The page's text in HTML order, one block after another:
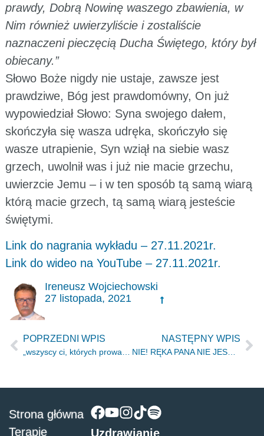
prawdy, Dobrą Nowinę waszego zbawienia, w
Nim również uwierzyliście i zostaliście
naznaczeni pieczęcią Ducha Świętego, który był
obiecany.”
Słowo Boże nigdy nie ustaje, zawsze jest
prawdziwe, Bóg jest prawdomówny, On już
wypowiedział Słowo: Syna swojego dałem,
skończyła się wasza udręka, skończyło się
wasze utrapienie, Syn wziął na siebie wasz
grzech, uwolnił was i już nie macie grzechu,
uwierzcie Jemu – i w ten sposób tą samą wiarą
którą macie grzech, tą samą wiarą jesteście
świętymi.
Link do nagrania wykładu – 27.11.2021r.
Link do wideo na YouTube – 27.11.2021r.
Ireneusz Wojciechowski
27 listopada, 2021
POPRZEDNI WPIS NASTĘPNY WPIS
NIE! RĘKA PANA NIE JEST TAK KRÓTKA, ŻEBY NIE MOGŁA OCALIĆ IZ.59.1
Uzdrawianie
Strona główna
Terapie